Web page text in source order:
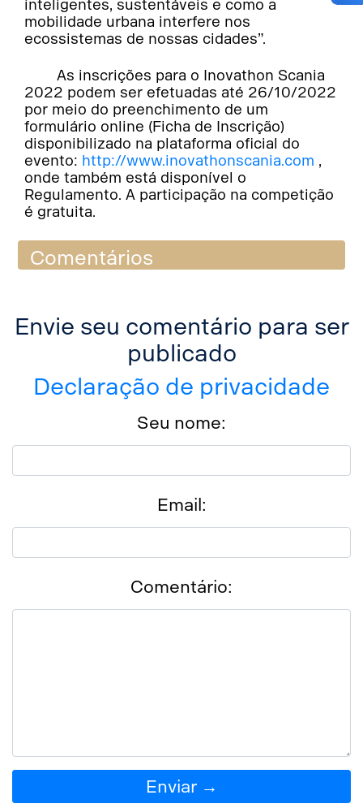
inteligentes, sustentáveis e como a
mobilidade urbana interfere nos
ecossistemas de nossas cidades”.
As inscrições para o Inovathon Scania
2022 podem ser efetuadas até 26/10/2022
por meio do preenchimento de um
formulário online (Ficha de Inscrição)
disponibilizado na plataforma oficial do
evento: http://www.inovathonscania.com ,
onde também está disponível o
Regulamento. A participação na competição
é gratuita.
Comentários
Envie seu comentário para ser
publicado
Declaração de privacidade
Seu nome:
Email:
Comentário:
Enviar →